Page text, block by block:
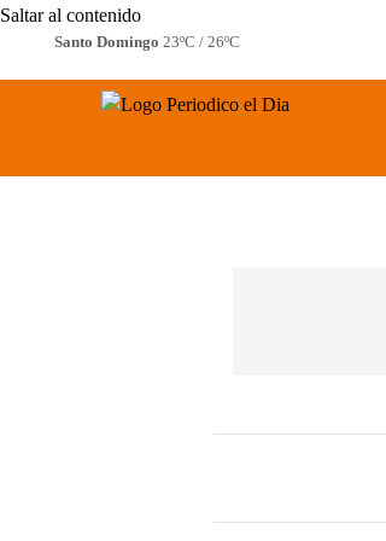
Saltar al contenido
Santo Domingo 23ºC / 26ºC